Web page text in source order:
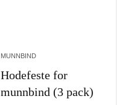
MUNNBIND
Hodefeste for
munnbind (3 pack)